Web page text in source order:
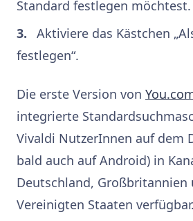
Standard festlegen möchtest.
Aktiviere das Kästchen
festlegen“.
Die erste Version von
integrierte
Vivaldi NutzerInnen auf dem
bald auch auf Android) in
Deutschland, Großbritannien
Vereinigten Staaten